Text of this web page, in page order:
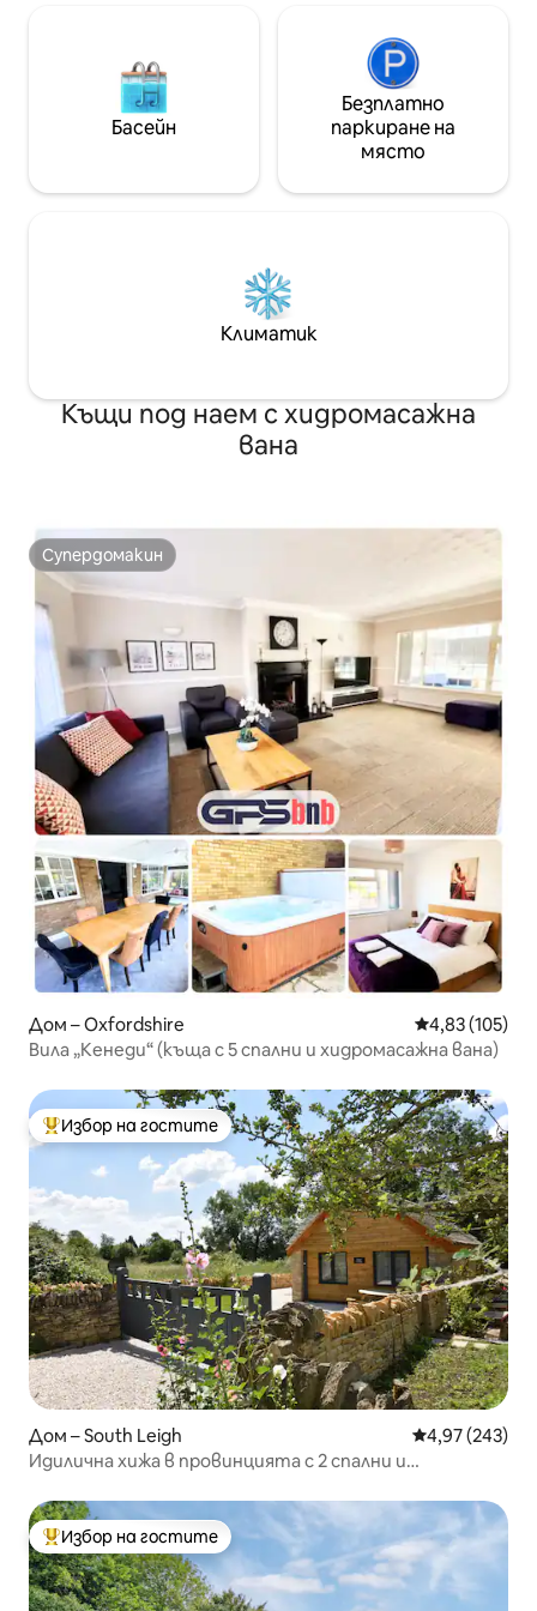
Басейн
Безплатно
паркиране на
място
Климатик
Къщи под наем с хидромасажна
вана
Супердомакин
Супердомакин
Дом – Oxfordshire Средна
4,83 (105)
Вила „Кенеди“ (къща с 5 спални и хидромасажна вана)
Най-популярен избор на гостите
Избор на гостите
Дом – South Leigh Средна
4,97 (243)
Идилична хижа в провинцията с 2 спални и
Най-популярен избор на гостите
Избор на гостите